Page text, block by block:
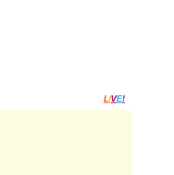
LIVE!